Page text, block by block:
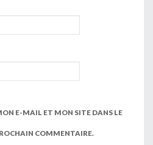
E-MAIL ET MON SITE DANS LE
COMMENTAIRE.